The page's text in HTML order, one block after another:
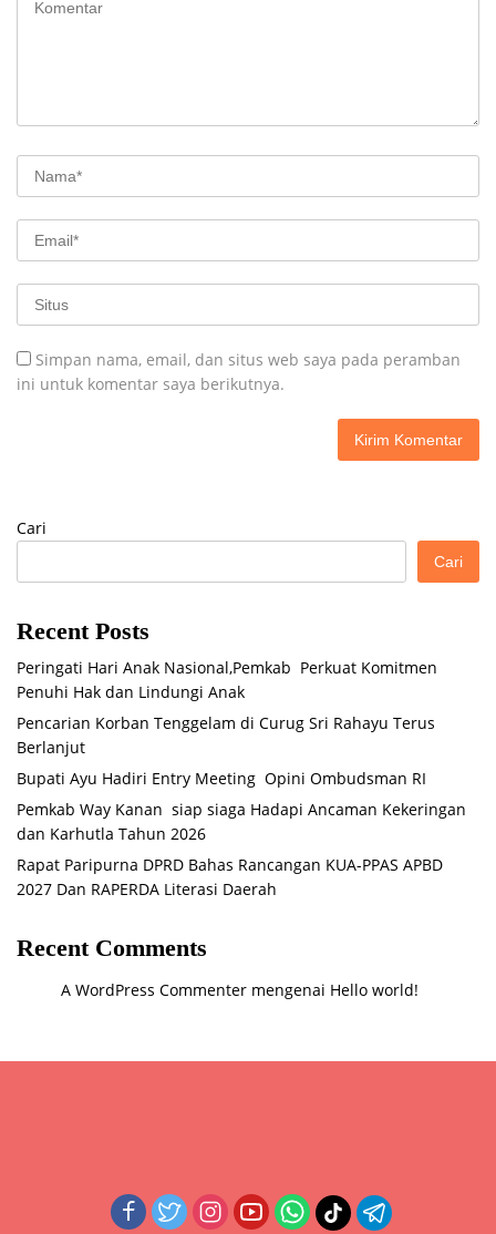
Simpan nama, email, dan situs web saya pada peramban
ini untuk komentar saya berikutnya.
Cari
Cari
Recent Posts
Peringati Hari Anak Nasional,Pemkab Perkuat Komitmen
Penuhi Hak dan Lindungi Anak
Pencarian Korban Tenggelam di Curug Sri Rahayu Terus
Berlanjut
Bupati Ayu Hadiri Entry Meeting Opini Ombudsman RI
Pemkab Way Kanan siap siaga Hadapi Ancaman Kekeringan
dan Karhutla Tahun 2026
Rapat Paripurna DPRD Bahas Rancangan KUA-PPAS APBD
2027 Dan RAPERDA Literasi Daerah
Recent Comments
A WordPress Commenter mengenai Hello world!